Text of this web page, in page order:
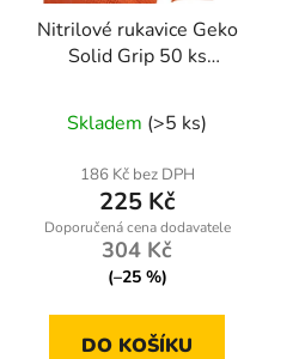
Nitrilové rukavice Geko
Solid Grip 50 ks
Skladem (>5 ks)
186 Kč bez DPH
225 Kč
304 Kč
(–25 %)
DO KOŠÍKU